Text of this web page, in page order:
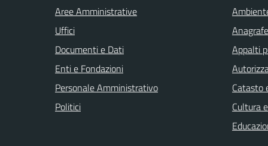
Aree Amministrative
Uffici
Documenti e Dati
Enti e Fondazioni
Personale Amministrativo
Politici
Appalti
Catasto
Cultura